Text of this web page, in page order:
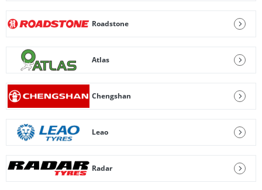
Roadstone
Atlas
Chengshan
Leao
Radar